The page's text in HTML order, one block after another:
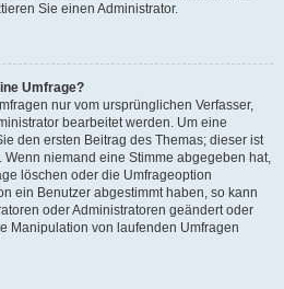
Sie einen Administrator.
Umfrage?
nur vom ursprünglichen Verfasser,
bearbeitet werden. Um eine
den ersten Beitrag des Themas; dieser ist
Wenn niemand eine Stimme abgegeben hat,
löschen oder die Umfrageoption
ein Benutzer abgestimmt haben, so kann
oder Administratoren geändert oder
Manipulation von laufenden Umfragen